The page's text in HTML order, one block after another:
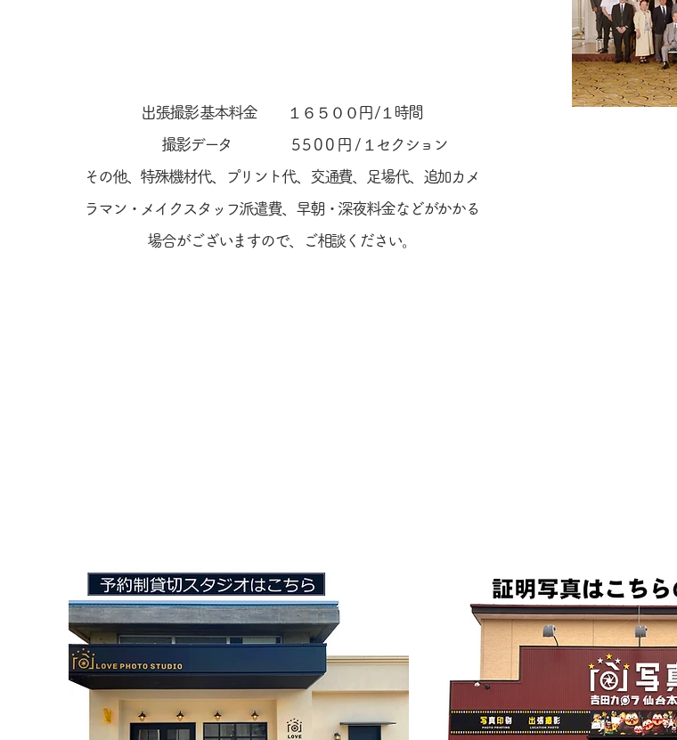
出張撮影 基本料金 １６５００円 /１時間
撮影データ 5500円 / １セクション
その他、特殊機材代、プリント代、交通費、足場代、追加カメ
ラマン・メイクスタッフ派遣費、早朝・深夜料金などがかかる
場合がございますので、ご相談ください。